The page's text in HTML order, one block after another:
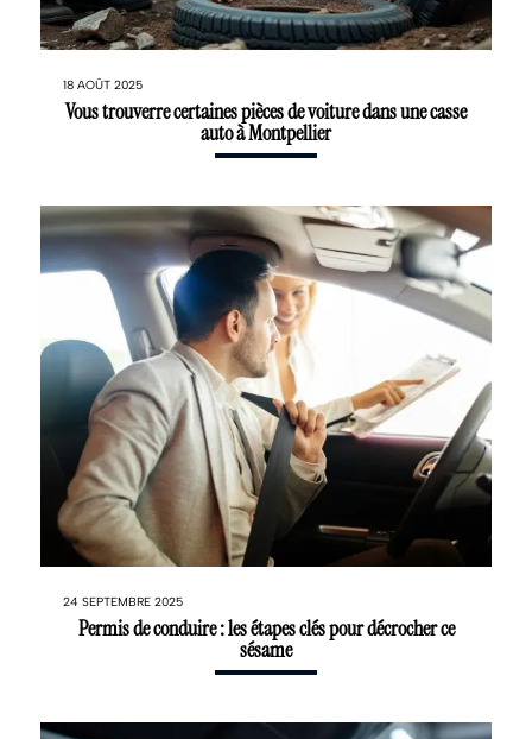
18 AOÛT 2025
Vous trouverre certaines pièces de voiture dans une casse
auto à Montpellier
24 SEPTEMBRE 2025
Permis de conduire : les étapes clés pour décrocher ce
sésame